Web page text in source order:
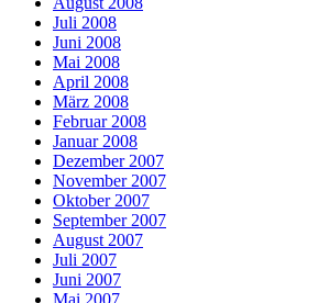
Juli 2008
Juni 2008
Mai 2008
April 2008
März 2008
Februar 2008
Januar 2008
Dezember 2007
November 2007
Oktober 2007
September 2007
August 2007
Juli 2007
Juni 2007